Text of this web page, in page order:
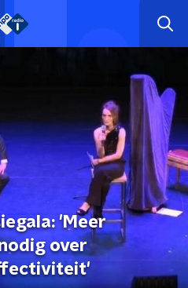
'Meer
over